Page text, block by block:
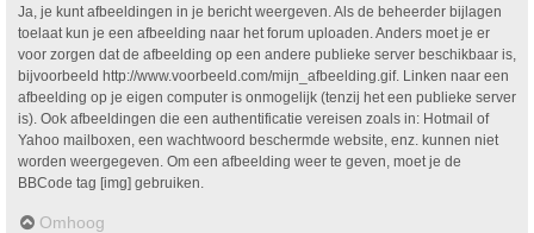
Ja, je kunt afbeeldingen in je bericht weergeven. Als de beheerder bijlagen
toelaat kun je een afbeelding naar het forum uploaden. Anders moet je er
voor zorgen dat de afbeelding op een andere publieke server beschikbaar is,
bijvoorbeeld http://www.voorbeeld.com/mijn_afbeelding.gif. Linken naar een
afbeelding op je eigen computer is onmogelijk (tenzij het een publieke server
is). Ook afbeeldingen die een authentificatie vereisen zoals in: Hotmail of
Yahoo mailboxen, een wachtwoord beschermde website, enz. kunnen niet
worden weergegeven. Om een afbeelding weer te geven, moet je de
BBCode tag [img] gebruiken.
Omhoog